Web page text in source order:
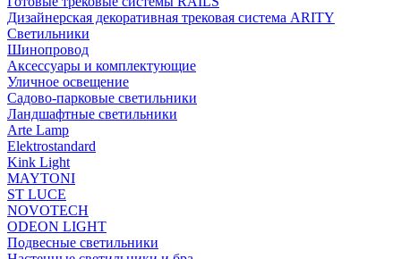
Дизайнерская декоративная трековая система ARITY
Светильники
Шинопровод
Аксессуары и комплектующие
Уличное освещение
Садово-парковые светильники
Ландшафтные светильники
Arte Lamp
Elektrostandard
Kink Light
MAYTONI
ST LUCE
NOVOTECH
ODEON LIGHT
Подвесные светильники